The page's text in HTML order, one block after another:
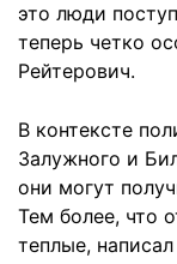
это люди
теперь четко
Рейтерович.
В контексте
Залужного и
они могут
Тем более, что
теплые, написал